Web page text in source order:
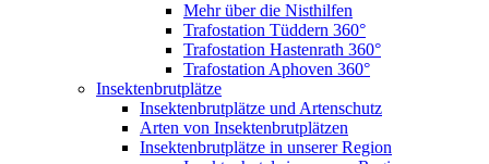
Mehr über die Nisthilfen
Trafostation Tüddern 360°
Trafostation Hastenrath 360°
Trafostation Aphoven 360°
Insektenbrutplätze
Insektenbrutplätze und Artenschutz
Arten von Insektenbrutplätzen
Insektenbrutplätze in unserer Region